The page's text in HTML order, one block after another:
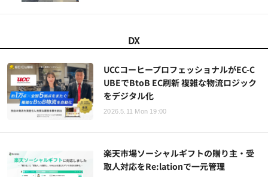
DX
UCCコーヒープロフェッショナルがEC-C
UBEでBtoB EC刷新 複雑な物流ロジック
をデジタル化
2026.5.11 Mon 19:00
楽天市場ソーシャルギフトの贈り主・受
取人対応をRe:lationで一元管理